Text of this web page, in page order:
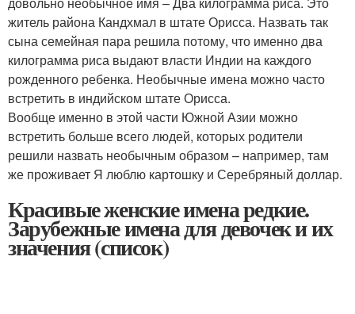
житель района Кандхмал в штате Орисса. Назвать так
сына семейная пара решила потому, что именно два
килограмма риса выдают власти Индии на каждого
рожденного ребенка. Необычные имена можно часто
встретить в индийском штате Орисса.
Вообще именно в этой части Южной Азии можно
встретить больше всего людей, которых родители
решили назвать необычным образом – например, там
же проживает Я люблю картошку и Серебряный доллар.
Красивые женские имена редкие.
Зарубежные имена для девочек и их
значения (список)